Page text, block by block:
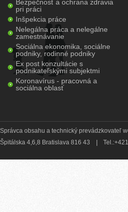
Bezpečnosť a ochrana zdravia
pri práci
Inšpekcia práce
Nelegálna práca a nelegálne
zamestnávanie
Sociálna ekonomika, sociálne
podniky, rodinné podniky
Ex post konzultácie s
podnikateľskými subjektmi
Koronavírus - pracovná a
sociálna oblasť
Správca obsahu a technický prevádzkovateľ
Špitálska 4,6,8 Bratislava 816 43